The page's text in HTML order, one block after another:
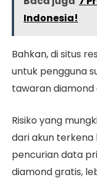
Indonesia!
Bahkan, di situs
untuk pengguna
tawaran diamond
Risiko yang
dari akun
pencurian data
diamond gratis,